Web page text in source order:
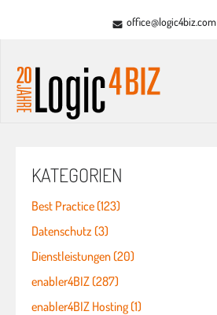
office@logic4biz.com
KATEGORIEN
Best Practice (123)
Datenschutz (3)
Dienstleistungen (20)
enabler4BIZ (287)
enabler4BIZ Hosting (1)